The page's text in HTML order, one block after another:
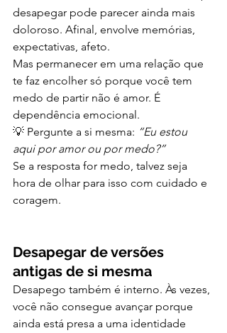
desapegar pode parecer ainda mais
doloroso. Afinal, envolve memórias,
expectativas, afeto.
Mas permanecer em uma relação que
te faz encolher só porque você tem
medo de partir não é amor. É
dependência emocional.
💡 Pergunte a si mesma: “Eu estou
aqui por amor ou por medo?”
Se a resposta for medo, talvez seja
hora de olhar para isso com cuidado e
coragem.
Desapegar de versões
antigas de si mesma
Desapego também é interno. Às vezes,
você não consegue avançar porque
ainda está presa a uma identidade